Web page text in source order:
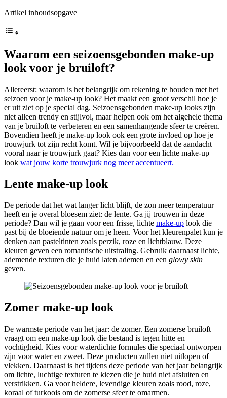
Artikel inhoudsopgave
Waarom een seizoensgebonden make-up
look voor je bruiloft?
Allereerst: waarom is het belangrijk om rekening te houden met het
seizoen voor je make-up look? Het maakt een groot verschil hoe je
er uit ziet op je special dag. Seizoensgebonden make-up looks zijn
niet alleen trendy en stijlvol, maar helpen ook om het algehele thema
van je bruiloft te verbeteren en een samenhangende sfeer te creëren.
Bovendien heeft je make-up look ook een grote invloed op hoe je
trouwjurk tot zijn recht komt. Wil je bijvoorbeeld dat de aandacht
vooral naar je trouwjurk gaat? Kies dan voor een lichte make-up
look wat jouw korte trouwjurk nog meer accentueert.
Lente make-up look
De periode dat het wat langer licht blijft, de zon meer temperatuur
heeft en je overal bloesem ziet: de lente. Ga jij trouwen in deze
periode? Dan wil je gaan voor een frisse, lichte make-up look die
past bij de bloeiende natuur om je heen. Voor het kleurenpalet kun je
denken aan pasteltinten zoals perzik, roze en lichtblauw. Deze
kleuren geven een romantische uitstraling. Gebruik daarnaast lichte,
ademende texturen die je huid laten ademen en een glowy skin
geven.
Zomer make-up look
De warmste periode van het jaar: de zomer. Een zomerse bruiloft
vraagt om een make-up look die bestand is tegen hitte en
vochtigheid. Kies voor waterdichte formules die speciaal ontworpen
zijn voor water en zweet. Deze producten zullen niet uitlopen of
vlekken. Daarnaast is het tijdens deze periode van het jaar belangrijk
om lichte, luchtige texturen te kiezen die je huid niet afsluiten en
verstrikken. Ga voor heldere, levendige kleuren zoals rood, roze,
koraal of turkoois om de zomerse sfeer te omarmen.